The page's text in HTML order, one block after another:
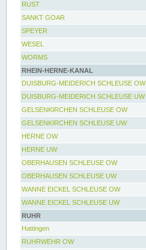
RUST
SANKT GOAR
SPEYER
WESEL
WORMS
RHEIN-HERNE-KANAL
DUISBURG-MEIDERICH SCHLEUSE OW
DUISBURG-MEIDERICH SCHLEUSE UW
GELSENKIRCHEN SCHLEUSE OW
GELSENKIRCHEN SCHLEUSE UW
HERNE OW
HERNE UW
OBERHAUSEN SCHLEUSE OW
OBERHAUSEN SCHLEUSE UW
WANNE EICKEL SCHLEUSE OW
WANNE EICKEL SCHLEUSE UW
RUHR
Hattingen
RUHRWEHR OW